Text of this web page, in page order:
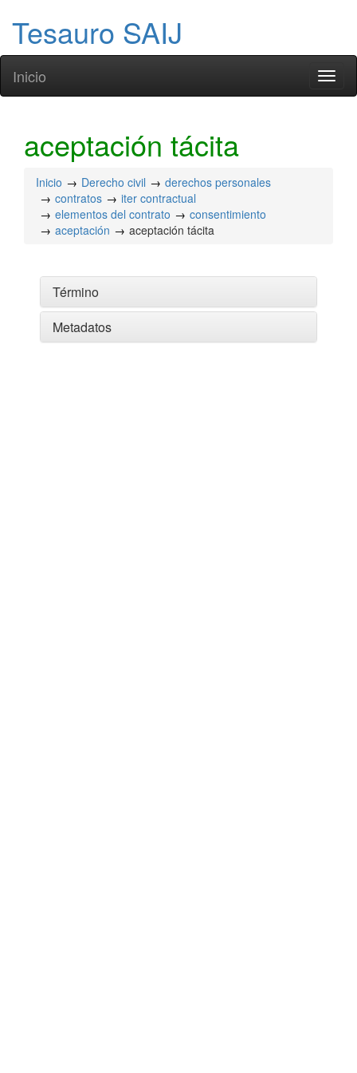
Tesauro SAIJ
Inicio
aceptación tácita
Inicio Derecho civil
derechos personales
contratos
iter contractual
elementos del contrato
consentimiento
aceptación
aceptación tácita
Término
Metadatos